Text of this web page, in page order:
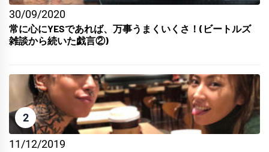
30/09/2020
常に心にYESであれば、万事うまくいくさ！(ビートルズ
雑談から続いた戯言②)
2
11/12/2019